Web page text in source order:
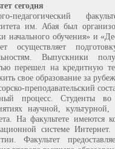
сегодня
педагогический
им. Абая был
начального обучения» и
осуществляет
Выпускники
перешел на кредитную
свое образование за
преподавательский
процесс. Студенты во
научной,
На факультете
системе Интернет.
Факультет